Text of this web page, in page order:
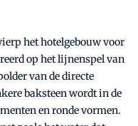
het hotelgebouw voor
op het lijnenspel van
van de directe
baksteen wordt in de
en ronde vormen.